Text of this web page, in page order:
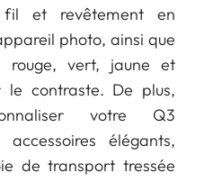
et revêtement en
photo, ainsi que
rouge, vert, jaune et
le contraste. De plus,
votre Q3
élégants,
de transport tressée